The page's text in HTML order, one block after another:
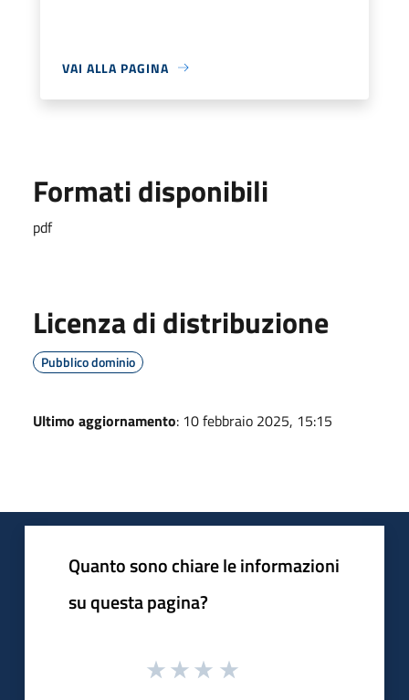
VAI ALLA PAGINA
Formati disponibili
pdf
Licenza di distribuzione
Pubblico dominio
Ultimo aggiornamento: 10 febbraio 2025, 15:15
Quanto sono chiare le informazioni
su questa pagina?